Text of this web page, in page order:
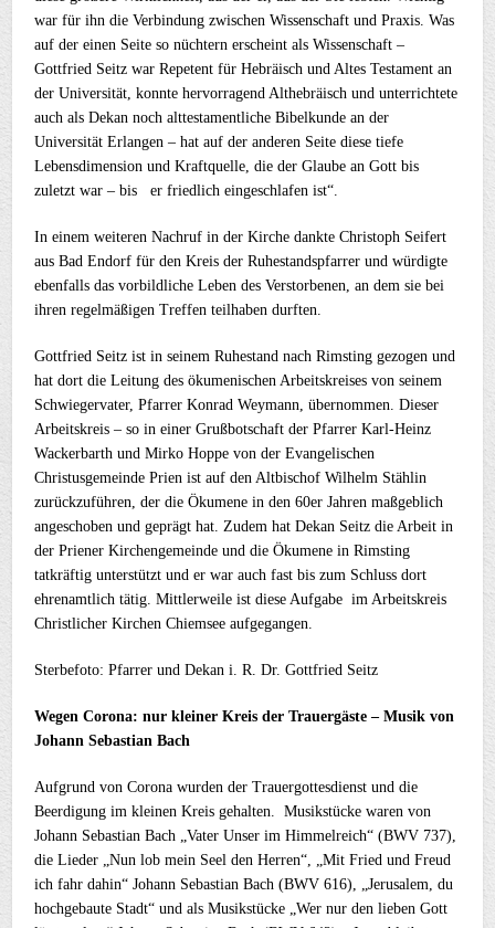
war für ihn die Verbindung zwischen Wissenschaft und Praxis. Was
auf der einen Seite so nüchtern erscheint als Wissenschaft –
Gottfried Seitz war Repetent für Hebräisch und Altes Testament an
der Universität, konnte hervorragend Althebräisch und unterrichtete
auch als Dekan noch alttestamentliche Bibelkunde an der
Universität Erlangen – hat auf der anderen Seite diese tiefe
Lebensdimension und Kraftquelle, die der Glaube an Gott bis
zuletzt war – bis er friedlich eingeschlafen ist“.
In einem weiteren Nachruf in der Kirche dankte Christoph Seifert
aus Bad Endorf für den Kreis der Ruhestandspfarrer und würdigte
ebenfalls das vorbildliche Leben des Verstorbenen, an dem sie bei
ihren regelmäßigen Treffen teilhaben durften.
Gottfried Seitz ist in seinem Ruhestand nach Rimsting gezogen und
hat dort die Leitung des ökumenischen Arbeitskreises von seinem
Schwiegervater, Pfarrer Konrad Weymann, übernommen. Dieser
Arbeitskreis – so in einer Grußbotschaft der Pfarrer Karl-Heinz
Wackerbarth und Mirko Hoppe von der Evangelischen
Christusgemeinde Prien ist auf den Altbischof Wilhelm Stählin
zurückzuführen, der die Ökumene in den 60er Jahren maßgeblich
angeschoben und geprägt hat. Zudem hat Dekan Seitz die Arbeit in
der Priener Kirchengemeinde und die Ökumene in Rimsting
tatkräftig unterstützt und er war auch fast bis zum Schluss dort
ehrenamtlich tätig. Mittlerweile ist diese Aufgabe im Arbeitskreis
Christlicher Kirchen Chiemsee aufgegangen.
Sterbefoto: Pfarrer und Dekan i. R. Dr. Gottfried Seitz
Wegen Corona: nur kleiner Kreis der Trauergäste – Musik von
Johann Sebastian Bach
Aufgrund von Corona wurden der Trauergottesdienst und die
Beerdigung im kleinen Kreis gehalten. Musikstücke waren von
Johann Sebastian Bach „Vater Unser im Himmelreich“ (BWV 737),
die Lieder „Nun lob mein Seel den Herren“, „Mit Fried und Freud
ich fahr dahin“ Johann Sebastian Bach (BWV 616), „Jerusalem, du
hochgebaute Stadt“ und als Musikstücke „Wer nur den lieben Gott